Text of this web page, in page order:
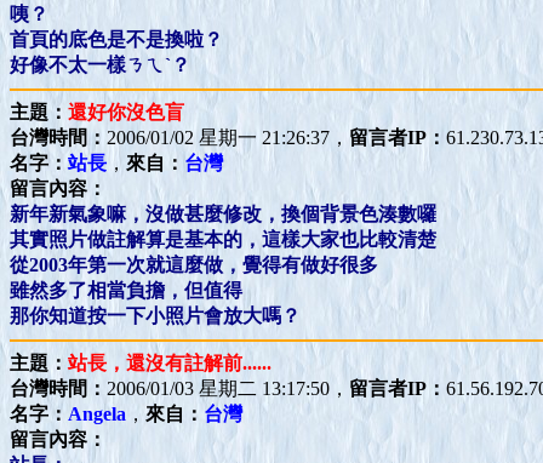
咦？
首頁的底色是不是換啦？
好像不太一樣ㄋㄟˋ？
主題： 還好你沒色盲
台灣時間： 2006/01/02 星期一 21:26:37， 留言者IP：
名字：站長 ， 來自： 台灣
留言內容：
新年新氣象嘛，沒做甚麼修改，換個背景色湊數囉
其實照片做註解算是基本的，這樣大家也比較清楚
從2003年第一次就這麼做，覺得有做好很多
雖然多了相當負擔，但值得
那你知道按一下小照片會放大嗎？
主題：站長，還沒有註解前......
台灣時間： 2006/01/03 星期二 13:17:50， 留言者IP：
名字： Angela ， 來自： 台灣
留言內容：